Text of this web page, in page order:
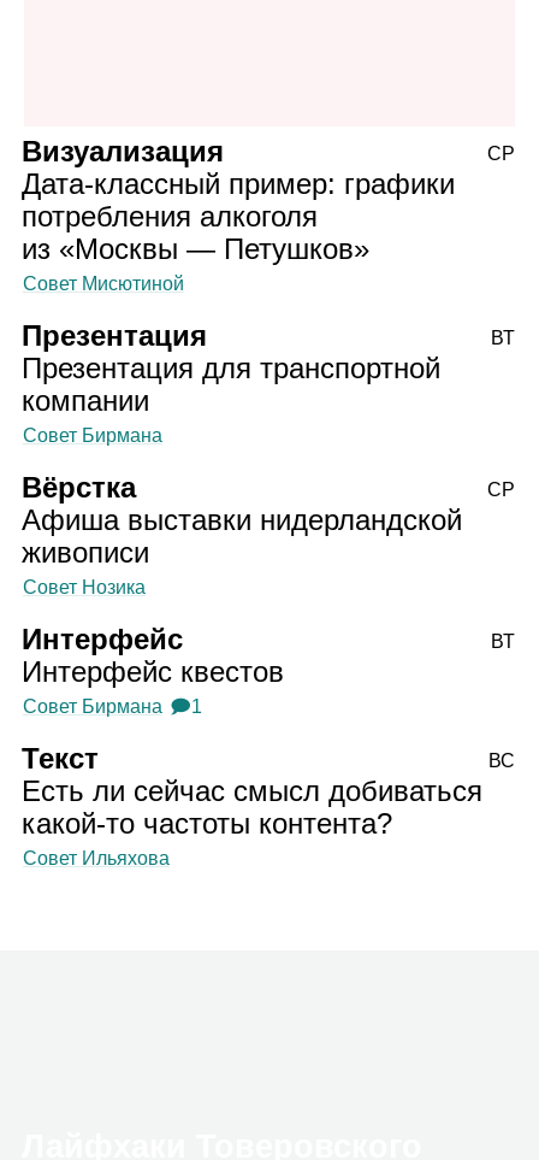
Визуализация
Дата‑классный пример: графики
потребления алкоголя
из «Москвы — Петушков»
Совет Мисютиной
СР
Презентация
Презентация для транспортной
компании
Совет Бирмана
ВТ
Вёрстка
Афиша выставки нидерландской
живописи
Совет Нозика
СР
Интерфейс
Интерфейс квестов
Совет Бирмана 🗩1
ВТ
Текст
Есть ли сейчас смысл добиваться
какой‑то частоты контента?
Совет Ильяхова
ВС